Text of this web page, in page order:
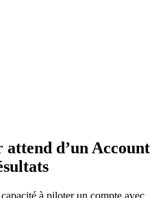
d’un Account
à piloter un compte avec